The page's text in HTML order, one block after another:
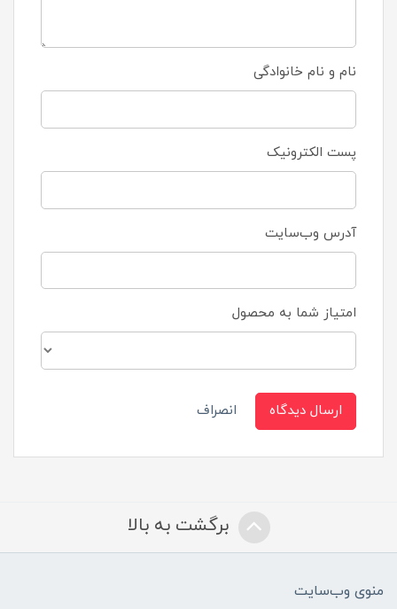
نام و نام خانوادگی
پست الکترونیک
آدرس وب‌سایت
امتیاز شما به محصول
ارسال دیدگاه انصراف
برگشت به بالا
منوی وب‌سایت